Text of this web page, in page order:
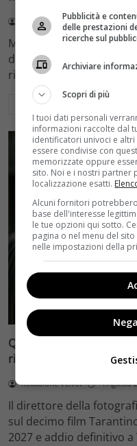
Redazione Velvet 4 Agosto
Mediaset sceglie di
della Fortuna
rinviando a dicembre il
Leggi di più
Quentin Tarantino e il
rivela riprese forse nel
Redazione Velvet 4 Agosto
Il direttore della
sul decimo film
2027 e addio definitivo a
Pubblicità e
delle prestazioni
ricerche sul
Archiviare
Scopri di più
I tuoi dati personali
informazioni raccolte dal
identificatori univoci e
essere condivise con
memorizzate oppure
sito. Noi e i nostri partner
localizzazione esatti.
Alcuni fornitori
base dell'interesse
le tue opzioni qui sotto.
pagina o nel menu del
nelle impostazioni della